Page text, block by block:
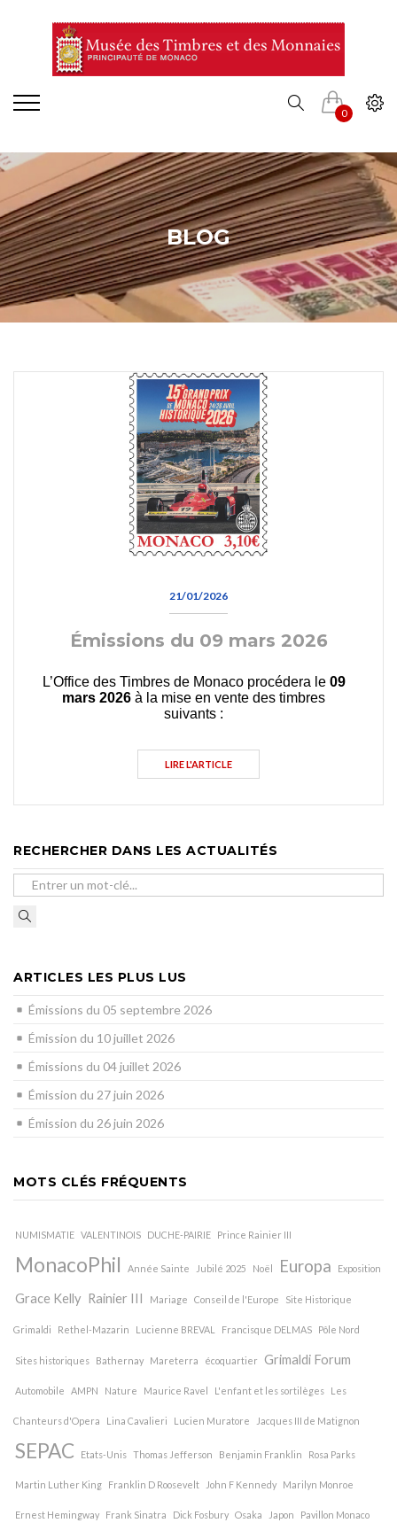
0
BLOG
21/01/2026
Émissions du 09 mars 2026
L’Office des Timbres de Monaco procédera le09
mars 2026 à la mise en vente des timbres
suivants :
LIRE L'ARTICLE
RECHERCHER DANS LES ACTUALITÉS
ARTICLES LES PLUS LUS
Émissions du 05 septembre 2026
Émission du 10 juillet 2026
Émissions du 04 juillet 2026
Émission du 27 juin 2026
Émission du 26 juin 2026
MOTS CLÉS FRÉQUENTS
NUMISMATIE VALENTINOIS DUCHE-PAIRIE Prince Rainier III
MonacoPhil Année Sainte Jubilé 2025 Noël Europa Exposition
Grace Kelly Rainier III Mariage Conseil de l'Europe Site Historique
Grimaldi Rethel-Mazarin Lucienne BREVAL Francisque DELMAS Pôle Nord
Sites historiques Bathernay Mareterra écoquartier Grimaldi Forum
Automobile AMPN Nature Maurice Ravel L'enfant et les sortilèges Les
Chanteurs d'Opera Lina Cavalieri Lucien Muratore Jacques III de Matignon
SEPAC Etats-Unis Thomas Jefferson Benjamin Franklin Rosa Parks
Martin Luther King Franklin D Roosevelt John F Kennedy Marilyn Monroe
Ernest Hemingway Frank Sinatra Dick Fosbury Osaka Japon Pavillon Monaco